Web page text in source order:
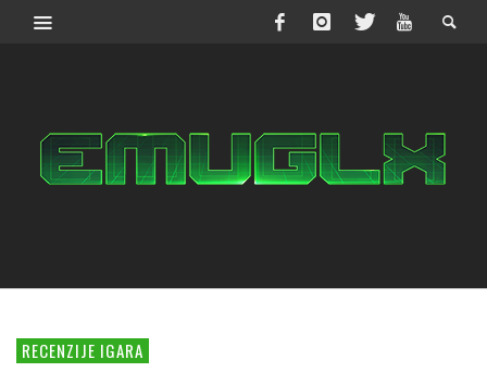
RECENZIJE IGARA